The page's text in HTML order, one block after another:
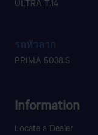
ULTRA T.14
รถหัวลาก​
PRIMA 5038.S
Information
Locate a Dealer